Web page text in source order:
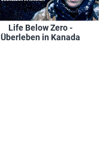
Life Below Zero -
Überleben in Kanada